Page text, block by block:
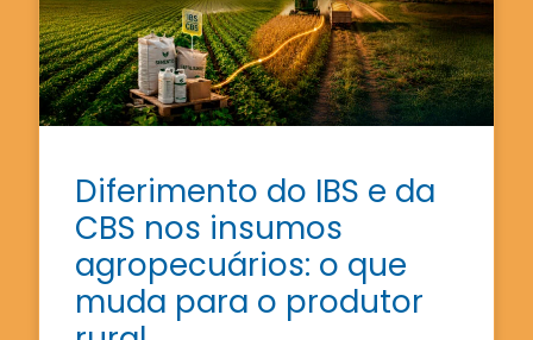
Diferimento do IBS e da
CBS nos insumos
agropecuários: o que
muda para o produtor